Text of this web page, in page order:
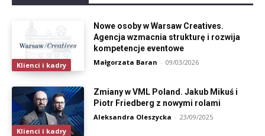
Klienci i kadry
Nowe osoby w Warsaw Creatives.
Agencja wzmacnia strukturę i rozwija
kompetencje eventowe
Małgorzata Baran - 09/03/2026
Klienci i kadry
Zmiany w VML Poland. Jakub Mikuś i
Piotr Friedberg z nowymi rolami
Aleksandra Oleszycka - 23/09/2025